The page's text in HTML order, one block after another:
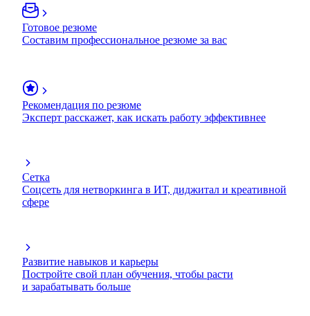
Готовое резюме
Составим профессиональное резюме за вас
Рекомендация по резюме
Эксперт расскажет, как искать работу эффективнее
Сетка
Соцсеть для нетворкинга в ИТ, диджитал и креативной
сфере
Развитие навыков и карьеры
Постройте свой план обучения, чтобы расти
и зарабатывать больше